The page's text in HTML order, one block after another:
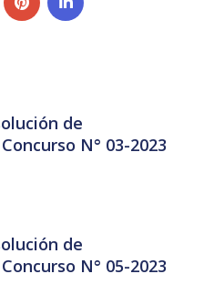
de
N° 03-2023
de
N° 05-2023